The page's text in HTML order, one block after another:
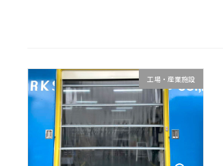
工場・産業施設